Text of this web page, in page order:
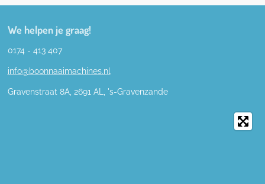
We helpen je graag!
0174 - 413 407
info@boonnaaimachines.nl
Gravenstraat 8A, 2691 AL, 's-Gravenzande